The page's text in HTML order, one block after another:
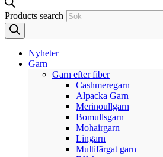
Products search
Nyheter
Garn
Garn efter fiber
Cashmeregarn
Alpacka Garn
Merinoullgarn
Bomullsgarn
Mohairgarn
Lingarn
Multifärgat garn